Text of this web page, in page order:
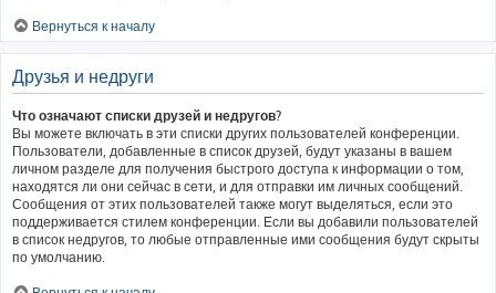
Вернуться к началу
Друзья и недруги
Что означают списки друзей и недругов?
Вы можете включать в эти списки других пользователей конференции.
Пользователи, добавленные в список друзей, будут указаны в вашем
личном разделе для получения быстрого доступа к информации о том,
находятся ли они сейчас в сети, и для отправки им личных сообщений.
Сообщения от этих пользователей также могут выделяться, если это
поддерживается стилем конференции. Если вы добавили пользователей
в список недругов, то любые отправленные ими сообщения будут скрыты
по умолчанию.